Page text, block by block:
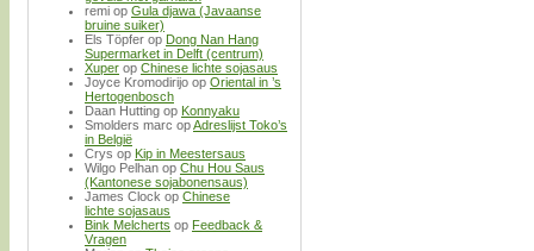
remi op Gula djawa (Javaanse
bruine suiker)
Els Töpfer op Dong Nan Hang
Supermarket in Delft (centrum)
Xuper op Chinese lichte sojasaus
Joyce Kromodirijo op Oriental in ’s
Hertogenbosch
Daan Hutting op Konnyaku
Smolders marc opAdreslijst Toko’s
in België
Crys op Kip in Meestersaus
Wilgo Pelhan op Chu Hou Saus
(Kantonese sojabonensaus)
James Clock op Chinese
lichte sojasaus
Bink Melcherts op Feedback &
Vragen